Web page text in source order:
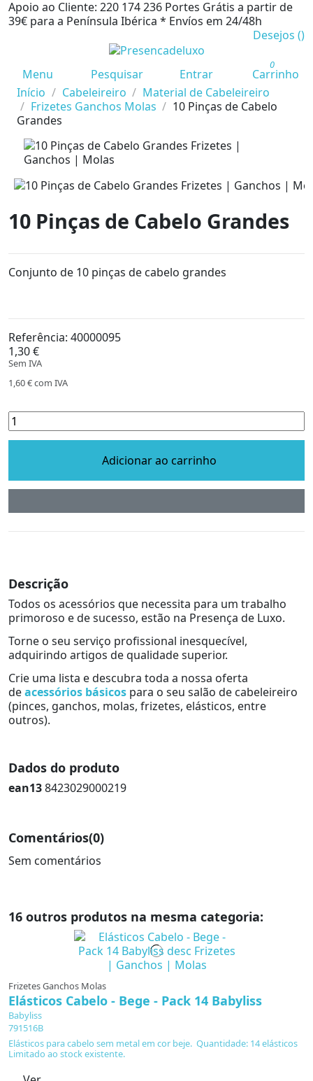
Apoio ao Cliente: 220 174 236 Portes Grátis a partir de
39€ para a Península Ibérica * Envíos em 24/48h
Desejos ()
Menu Pesquisar Entrar
0
Carrinho
Início
Cabeleireiro
Material de Cabeleireiro
Frizetes Ganchos Molas
10 Pinças de Cabelo
Grandes
10 Pinças de Cabelo Grandes
Conjunto de 10 pinças de cabelo grandes
Referência: 40000095
1,30 €
Sem IVA
1,60 €com IVA
Adicionar ao carrinho
Descrição
Todos os acessórios que necessita para um trabalho
primoroso e de sucesso, estão na Presença de Luxo.
Torne o seu serviço profissional inesquecível,
adquirindo artigos de qualidade superior.
Crie uma lista e descubra toda a nossa oferta
deacessórios básicos para o seu salão de cabeleireiro
(pinces, ganchos, molas, frizetes, elásticos, entre
outros).
Dados do produto
ean138423029000219
Comentários(0)
Sem comentários
16 outros produtos na mesma categoria:
Frizetes Ganchos Molas
Elásticos Cabelo - Bege - Pack 14 Babyliss
Babyliss
791516B
Elásticos para cabelo sem metal em cor beje. Quantidade: 14 elásticos
Limitado ao stock existente.